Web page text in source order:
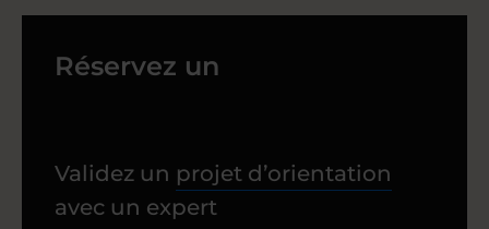
Réservez un
Validez un projet d’orientation
avec un expert